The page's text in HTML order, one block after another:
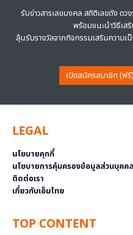
รับข่าวสารเลขมงคล สถิติเลขดัง ดว
พร้อมแนะนำวิธีเส
ลุ้นรับรางวัลจากกิจกรรมเสริมความ
เปิดสมัครสมาชิก (ฟรี
LEGAL
นโยบายคุกกี้
นโยบายการคุ้มครองข้อมูลส่วนบุคคล
ติดต่อเรา
เกี่ยวกับเอ็มไทย
TOP CONTENT